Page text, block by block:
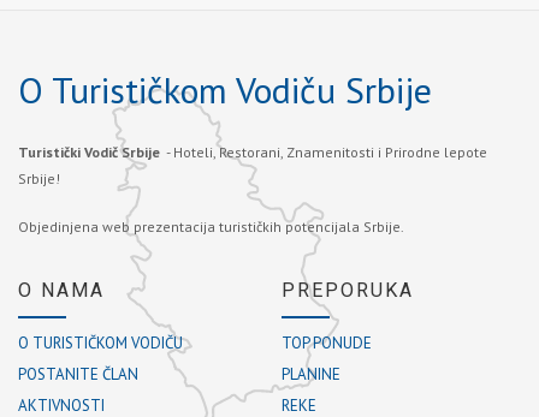
O Turističkom Vodiču Srbije
Turistički Vodič Srbije - Hoteli, Restorani, Znamenitosti i Prirodne lepote
Srbije!
Objedinjena web prezentacija turističkih potencijala Srbije.
O NAMA
O TURISTIČKOM VODIČU
POSTANITE ČLAN
AKTIVNOSTI
PREPORUKA
TOP PONUDE
PLANINE
REKE